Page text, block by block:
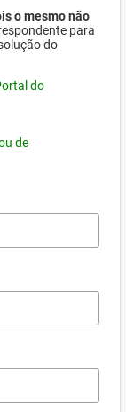
o mesmo não
para
do
do
de